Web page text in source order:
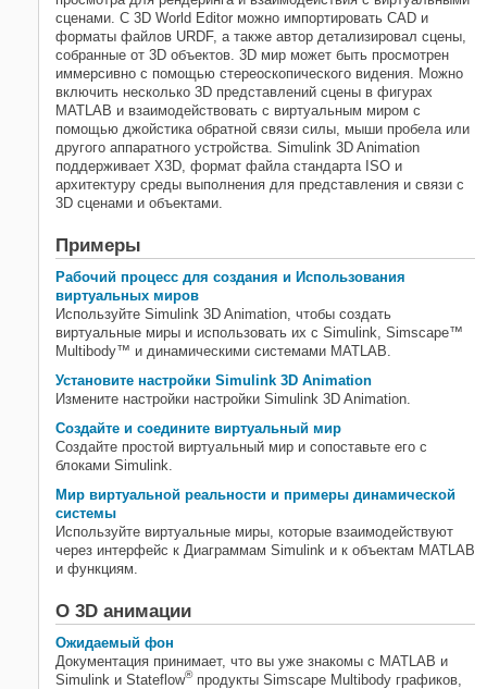
Совместно используйте
визуализацию
сценами. С 3D World Editor можно импортировать CAD и
форматы файлов URDF, а также автор детализировал сцены,
собранные от 3D объектов. 3D мир может быть просмотрен
иммерсивно с помощью стереоскопического видения. Можно
включить несколько 3D представлений сцены в фигурах
MATLAB и взаимодействовать с виртуальным миром с
помощью джойстика обратной связи силы, мыши пробела или
другого аппаратного устройства. Simulink 3D Animation
поддерживает X3D, формат файла стандарта ISO и
архитектуру среды выполнения для представления и связи с
3D сценами и объектами.
Примеры
Рабочий процесс для создания и Использования
виртуальных миров
Используйте Simulink 3D Animation, чтобы создать
виртуальные миры и использовать их с Simulink, Simscape™
Multibody™ и динамическими системами MATLAB.
Установите настройки Simulink 3D Animation
Измените настройки настройки Simulink 3D Animation.
Создайте и соедините виртуальный мир
Создайте простой виртуальный мир и сопоставьте его с
блоками Simulink.
Мир виртуальной реальности и примеры динамической
системы
Используйте виртуальные миры, которые взаимодействуют
через интерфейс к Диаграммам Simulink и к объектам MATLAB
и функциям.
О 3D анимации
Ожидаемый фон
Документация принимает, что вы уже знакомы с MATLAB и
Simulink и Stateflow® продукты Simscape Multibody графиков,